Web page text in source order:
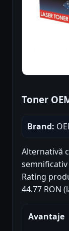
Toner
Brand:
Alternativă
Rating
44.77 RON
Avantaje